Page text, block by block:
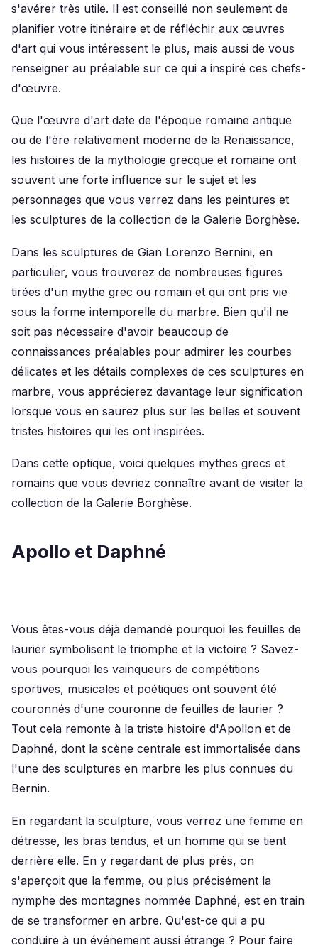
s'avérer très utile. Il est conseillé non seulement de
planifier votre itinéraire et de réfléchir aux œuvres
d'art qui vous intéressent le plus, mais aussi de vous
renseigner au préalable sur ce qui a inspiré ces chefs-
d'œuvre.
Que l'œuvre d'art date de l'époque romaine antique
ou de l'ère relativement moderne de la Renaissance,
les histoires de la mythologie grecque et romaine ont
souvent une forte influence sur le sujet et les
personnages que vous verrez dans les peintures et
les sculptures de la collection de la Galerie Borghèse.
Dans les sculptures de Gian Lorenzo Bernini, en
particulier, vous trouverez de nombreuses figures
tirées d'un mythe grec ou romain et qui ont pris vie
sous la forme intemporelle du marbre. Bien qu'il ne
soit pas nécessaire d'avoir beaucoup de
connaissances préalables pour admirer les courbes
délicates et les détails complexes de ces sculptures en
marbre, vous apprécierez davantage leur signification
lorsque vous en saurez plus sur les belles et souvent
tristes histoires qui les ont inspirées.
Dans cette optique, voici quelques mythes grecs et
romains que vous devriez connaître avant de visiter la
collection de la Galerie Borghèse.
Apollo et Daphné
Vous êtes-vous déjà demandé pourquoi les feuilles de
laurier symbolisent le triomphe et la victoire ? Savez-
vous pourquoi les vainqueurs de compétitions
sportives, musicales et poétiques ont souvent été
couronnés d'une couronne de feuilles de laurier ?
Tout cela remonte à la triste histoire d'Apollon et de
Daphné, dont la scène centrale est immortalisée dans
l'une des sculptures en marbre les plus connues du
Bernin.
En regardant la sculpture, vous verrez une femme en
détresse, les bras tendus, et un homme qui se tient
derrière elle. En y regardant de plus près, on
s'aperçoit que la femme, ou plus précisément la
nymphe des montagnes nommée Daphné, est en train
de se transformer en arbre. Qu'est-ce qui a pu
conduire à un événement aussi étrange ? Pour faire